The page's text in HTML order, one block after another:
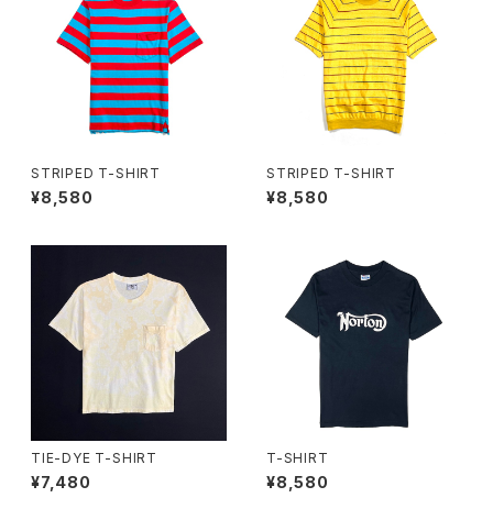
STRIPED T-SHIRT
¥8,580
STRIPED T-SHIRT
¥8,580
TIE-DYE T-SHIRT
¥7,480
T-SHIRT
¥8,580